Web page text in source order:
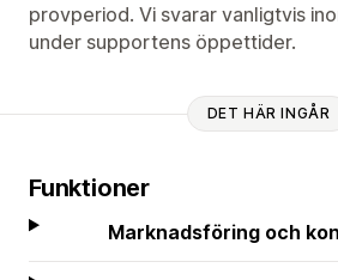
provperiod. Vi svarar vanligtvis
under supportens öppettider.
DET HÄR INGÅR
Funktioner
Marknadsföring och